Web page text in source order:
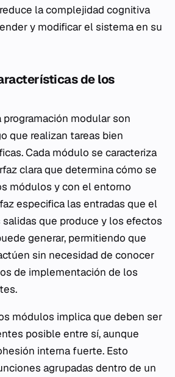
la complejidad cognitiva
y modificar el sistema en su
de los
modular son
que realizan tareas bien
Cada módulo se caracteriza
clara que determina cómo se
módulos y con el entorno
especifica las entradas que el
que produce y los efectos
generar, permitiendo que
sin necesidad de conocer
de implementación de los
módulos implica que deben ser
posible entre sí, aunque
interna fuerte. Esto
agrupadas dentro de un